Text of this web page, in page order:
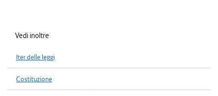
Vedi inoltre
Iter delle leggi
Costituzione